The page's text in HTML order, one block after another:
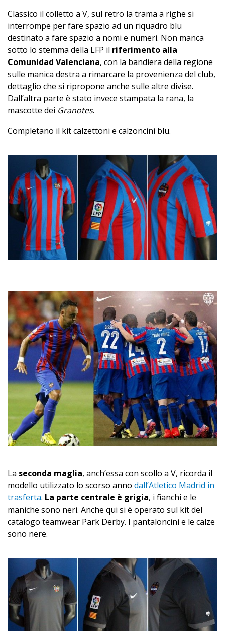
Classico il colletto a V, sul retro la trama a righe si
interrompe per fare spazio ad un riquadro blu
destinato a fare spazio a nomi e numeri. Non manca
sotto lo stemma della LFP il riferimento alla
Comunidad Valenciana, con la bandiera della regione
sulle manica destra a rimarcare la provenienza del club,
dettaglio che si ripropone anche sulle altre divise.
Dall’altra parte è stato invece stampata la rana, la
mascotte dei Granotes.
Completano il kit calzettoni e calzoncini blu.
La seconda maglia, anch’essa con scollo a V, ricorda il
modello utilizzato lo scorso anno dall’Atletico Madrid in
trasferta. La parte centrale è grigia, i fianchi e le
maniche sono neri. Anche qui si è operato sul kit del
catalogo teamwear Park Derby. I pantaloncini e le calze
sono nere.